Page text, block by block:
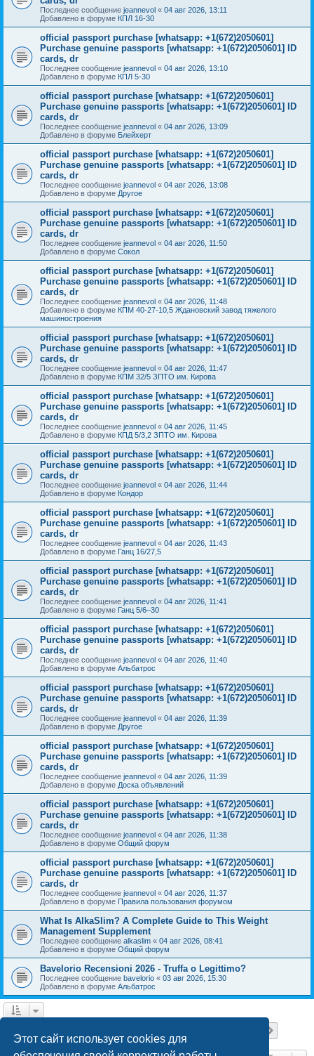
Этот сайт использует cookies для
Последнее сообщение jeannevol « 04 авг 2026, 13:11
Добавлено в форуме КПЛ 16-30
official passport purchase [whatsapp: +1(672)2050601]
Purchase genuine passports [whatsapp: +1(672)2050601] ID
cards, dr
Последнее сообщение jeannevol « 04 авг 2026, 13:10
Добавлено в форуме КПЛ 5-30
official passport purchase [whatsapp: +1(672)2050601]
Purchase genuine passports [whatsapp: +1(672)2050601] ID
cards, dr
Последнее сообщение jeannevol « 04 авг 2026, 13:09
Добавлено в форуме Блейхерт
official passport purchase [whatsapp: +1(672)2050601]
Purchase genuine passports [whatsapp: +1(672)2050601] ID
cards, dr
Последнее сообщение jeannevol « 04 авг 2026, 13:08
Добавлено в форуме Другое
official passport purchase [whatsapp: +1(672)2050601]
Purchase genuine passports [whatsapp: +1(672)2050601] ID
cards, dr
Последнее сообщение jeannevol « 04 авг 2026, 11:50
Добавлено в форуме Сокол
official passport purchase [whatsapp: +1(672)2050601]
Purchase genuine passports [whatsapp: +1(672)2050601] ID
cards, dr
Последнее сообщение jeannevol « 04 авг 2026, 11:48
Добавлено в форуме КПМ 40-27-10,5 Ждановский завод тяжелого
машиностроения
official passport purchase [whatsapp: +1(672)2050601]
Purchase genuine passports [whatsapp: +1(672)2050601] ID
cards, dr
Последнее сообщение jeannevol « 04 авг 2026, 11:47
Добавлено в форуме КПМ 32/5 ЗПТО им. Кирова
official passport purchase [whatsapp: +1(672)2050601]
Purchase genuine passports [whatsapp: +1(672)2050601] ID
cards, dr
Последнее сообщение jeannevol « 04 авг 2026, 11:45
Добавлено в форуме КПД 5/3,2 ЗПТО им. Кирова
official passport purchase [whatsapp: +1(672)2050601]
Purchase genuine passports [whatsapp: +1(672)2050601] ID
cards, dr
Последнее сообщение jeannevol « 04 авг 2026, 11:44
Добавлено в форуме Кондор
official passport purchase [whatsapp: +1(672)2050601]
Purchase genuine passports [whatsapp: +1(672)2050601] ID
cards, dr
Последнее сообщение jeannevol « 04 авг 2026, 11:43
Добавлено в форуме Ганц 16/27,5
official passport purchase [whatsapp: +1(672)2050601]
Purchase genuine passports [whatsapp: +1(672)2050601] ID
cards, dr
Последнее сообщение jeannevol « 04 авг 2026, 11:41
Добавлено в форуме Ганц 5/6–30
official passport purchase [whatsapp: +1(672)2050601]
Purchase genuine passports [whatsapp: +1(672)2050601] ID
cards, dr
Последнее сообщение jeannevol « 04 авг 2026, 11:40
Добавлено в форуме Альбатрос
official passport purchase [whatsapp: +1(672)2050601]
Purchase genuine passports [whatsapp: +1(672)2050601] ID
cards, dr
Последнее сообщение jeannevol « 04 авг 2026, 11:39
Добавлено в форуме Другое
official passport purchase [whatsapp: +1(672)2050601]
Purchase genuine passports [whatsapp: +1(672)2050601] ID
cards, dr
Последнее сообщение jeannevol « 04 авг 2026, 11:39
Добавлено в форуме Доска объявлений
official passport purchase [whatsapp: +1(672)2050601]
Purchase genuine passports [whatsapp: +1(672)2050601] ID
cards, dr
Последнее сообщение jeannevol « 04 авг 2026, 11:38
Добавлено в форуме Общий форум
official passport purchase [whatsapp: +1(672)2050601]
Purchase genuine passports [whatsapp: +1(672)2050601] ID
cards, dr
Последнее сообщение jeannevol « 04 авг 2026, 11:37
Добавлено в форуме Правила пользования форумом
What Is AlkaSlim? A Complete Guide to This Weight
Management Supplement
Последнее сообщение alkaslim « 04 авг 2026, 08:41
Добавлено в форуме Общий форум
Bavelorio Recensioni 2026 - Truffa o Legittimo?
Последнее сообщение bavelorio « 03 авг 2026, 15:30
Добавлено в форуме Альбатрос